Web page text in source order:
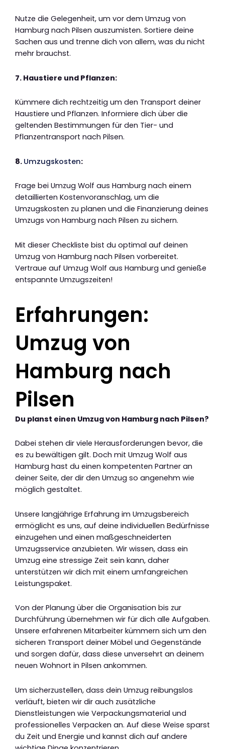
Nutze die Gelegenheit, um vor dem Umzug von
Hamburg nach Pilsen auszumisten. Sortiere deine
Sachen aus und trenne dich von allem, was du nicht
mehr brauchst.
7. Haustiere und Pflanzen:
Kümmere dich rechtzeitig um den Transport deiner
Haustiere und Pflanzen. Informiere dich über die
geltenden Bestimmungen für den Tier- und
Pflanzentransport nach Pilsen.
8. Umzugskosten:
Frage bei Umzug Wolf aus Hamburg nach einem
detaillierten Kostenvoranschlag, um die
Umzugskosten zu planen und die Finanzierung deines
Umzugs von Hamburg nach Pilsen zu sichern.
Mit dieser Checkliste bist du optimal auf deinen
Umzug von Hamburg nach Pilsen vorbereitet.
Vertraue auf Umzug Wolf aus Hamburg und genieße
entspannte Umzugszeiten!
Erfahrungen:
Umzug von
Hamburg nach
Pilsen
Du planst einen Umzug von Hamburg nach Pilsen?
Dabei stehen dir viele Herausforderungen bevor, die
es zu bewältigen gilt. Doch mit Umzug Wolf aus
Hamburg hast du einen kompetenten Partner an
deiner Seite, der dir den Umzug so angenehm wie
möglich gestaltet.
Unsere langjährige Erfahrung im Umzugsbereich
ermöglicht es uns, auf deine individuellen Bedürfnisse
einzugehen und einen maßgeschneiderten
Umzugsservice anzubieten. Wir wissen, dass ein
Umzug eine stressige Zeit sein kann, daher
unterstützen wir dich mit einem umfangreichen
Leistungspaket.
Von der Planung über die Organisation bis zur
Durchführung übernehmen wir für dich alle Aufgaben.
Unsere erfahrenen Mitarbeiter kümmern sich um den
sicheren Transport deiner Möbel und Gegenstände
und sorgen dafür, dass diese unversehrt an deinem
neuen Wohnort in Pilsen ankommen.
Um sicherzustellen, dass dein Umzug reibungslos
verläuft, bieten wir dir auch zusätzliche
Dienstleistungen wie Verpackungsmaterial und
professionelles Verpacken an. Auf diese Weise sparst
du Zeit und Energie und kannst dich auf andere